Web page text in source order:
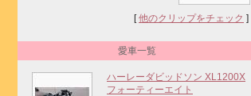
[他のクリップをチェック ]
愛車一覧
ハーレーダビッドソン XL1200X
フォーティーエイト